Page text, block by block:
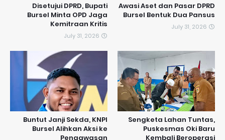
Awasi Aset dan Pasar DPRD
Bursel Bentuk Dua Pansus
July 31, 2026
Disetujui DPRD, Bupati
Bursel Minta OPD Jaga
Kemitraan Kritis
July 31, 2026
Sengketa Lahan Tuntas,
Puskesmas Oki Baru
Kembali Beroperasi
​Buntut Janji Sekda, KNPI
Bursel Alihkan Aksi ke
Pengawasan